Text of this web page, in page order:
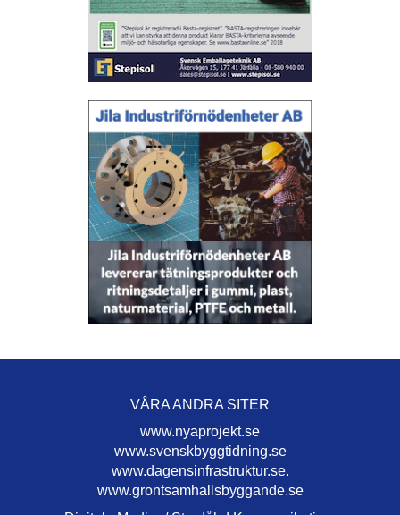
VÅRA ANDRA SITER
www.nyaprojekt.se
www.svenskbyggtidning.se
www.dagensinfrastruktur.se.
www.grontsamhallsbyggande.se